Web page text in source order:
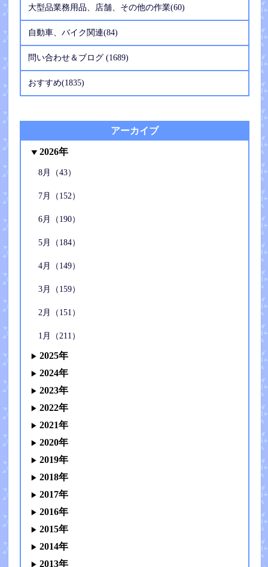
大型品業務用品、店舗、その他の作業(60)
自動車、バイク関連(84)
問い合わせ＆ブログ (1689)
おすすめ(1835)
アーカイブ
2026年
8月（43）
7月（152）
6月（190）
5月（184）
4月（149）
3月（159）
2月（151）
1月（211）
2025年
2024年
2023年
2022年
2021年
2020年
2019年
2018年
2017年
2016年
2015年
2014年
2013年